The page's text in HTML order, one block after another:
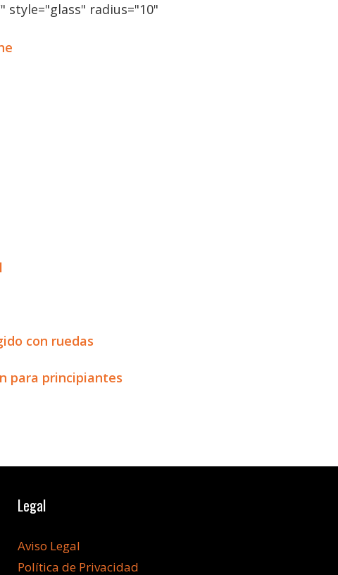
style="glass" radius="10"
con ruedas
para principiantes
Legal
Aviso Legal
Política de Privacidad